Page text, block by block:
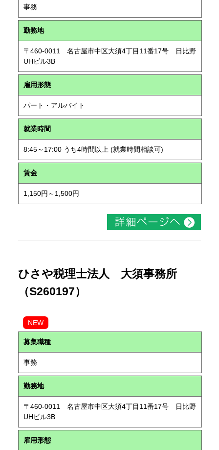
事務
勤務地
〒460-0011 名古屋市中区大須4丁目11番17号 日比野
UHビル3B
雇用形態
パート・アルバイト
就業時間
8:45～17:00 うち4時間以上 (就業時間相談可)
賃金
1,150円～1,500円
ひさや税理士法人 大須事務所
（S260197）
NEW
募集職種
事務
勤務地
〒460-0011 名古屋市中区大須4丁目11番17号 日比野
UHビル3B
雇用形態